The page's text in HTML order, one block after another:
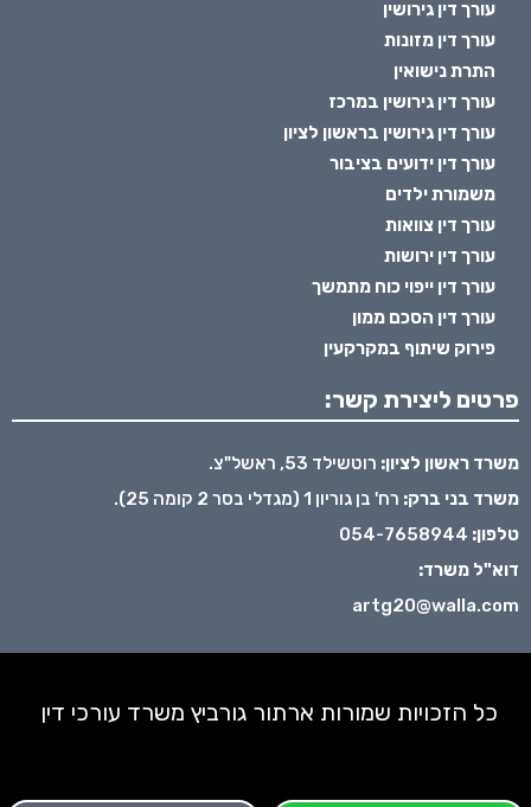
עורך דין גירושין
עורך דין מזונות
התרת נישואין
עורך דין גירושין במרכז
עורך דין גירושין בראשון לציון
עורך דין ידועים בציבור
משמורת ילדים
עורך דין צוואות
עורך דין ירושות
עורך דין ייפוי כוח מתמשך
עורך דין הסכם ממון
פירוק שיתוף במקרקעין
פרטים ליצירת קשר:
משרד ראשון לציון: רוטשילד 53, ראשל"צ.
משרד בני ברק: רח' בן גוריון 1 (מגדלי בסר 2 קומה 25).
טלפון: 054-7658944
דוא"ל משרד:
artg20@walla.com
כל הזכויות שמורות ארתור גורביץ משרד עורכי דין